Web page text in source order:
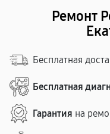
Ремонт
Бесплатная
Бесплатная
Гарантия на